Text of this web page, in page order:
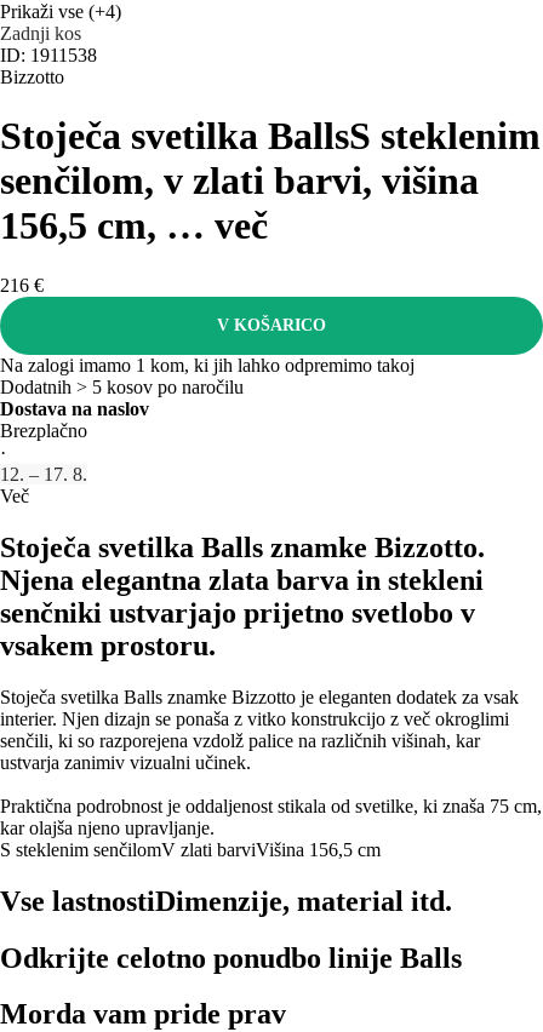
Prikaži vse (+4)
Zadnji kos
ID: 1911538
Bizzotto
Stoječa svetilka BallsS steklenim
senčilom, v zlati barvi, višina
156,5 cm, … več
216 €
V KOŠARICO
Na zalogi imamo 1 kom, ki jih lahko odpremimo takoj
Dodatnih > 5 kosov po naročilu
Dostava na naslov
Brezplačno
·
12. – 17. 8.
Več
Stoječa svetilka Balls znamke Bizzotto.
Njena elegantna zlata barva in stekleni
senčniki ustvarjajo prijetno svetlobo v
vsakem prostoru.
Stoječa svetilka Balls znamke Bizzotto je eleganten dodatek za vsak
interier. Njen dizajn se ponaša z vitko konstrukcijo z več okroglimi
senčili, ki so razporejena vzdolž palice na različnih višinah, kar
ustvarja zanimiv vizualni učinek.
Praktična podrobnost je oddaljenost stikala od svetilke, ki znaša 75 cm,
kar olajša njeno upravljanje.
S steklenim senčilomV zlati barviVišina 156,5 cm
Vse lastnostiDimenzije, material itd.
Odkrijte celotno ponudbo linije Balls
Morda vam pride prav